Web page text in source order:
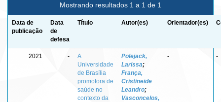
Mostrando resultados 1 a 1 de 1
Data de
publicação
Data
de
defesa
Título Autor(es) Orientador(es)
2021 -
A
Universidade
de Brasília
promotora de
saúde no
contexto da
Polejack,
Larissa;
França,
Cristineide
Leandro;
Vasconcelos,
- -